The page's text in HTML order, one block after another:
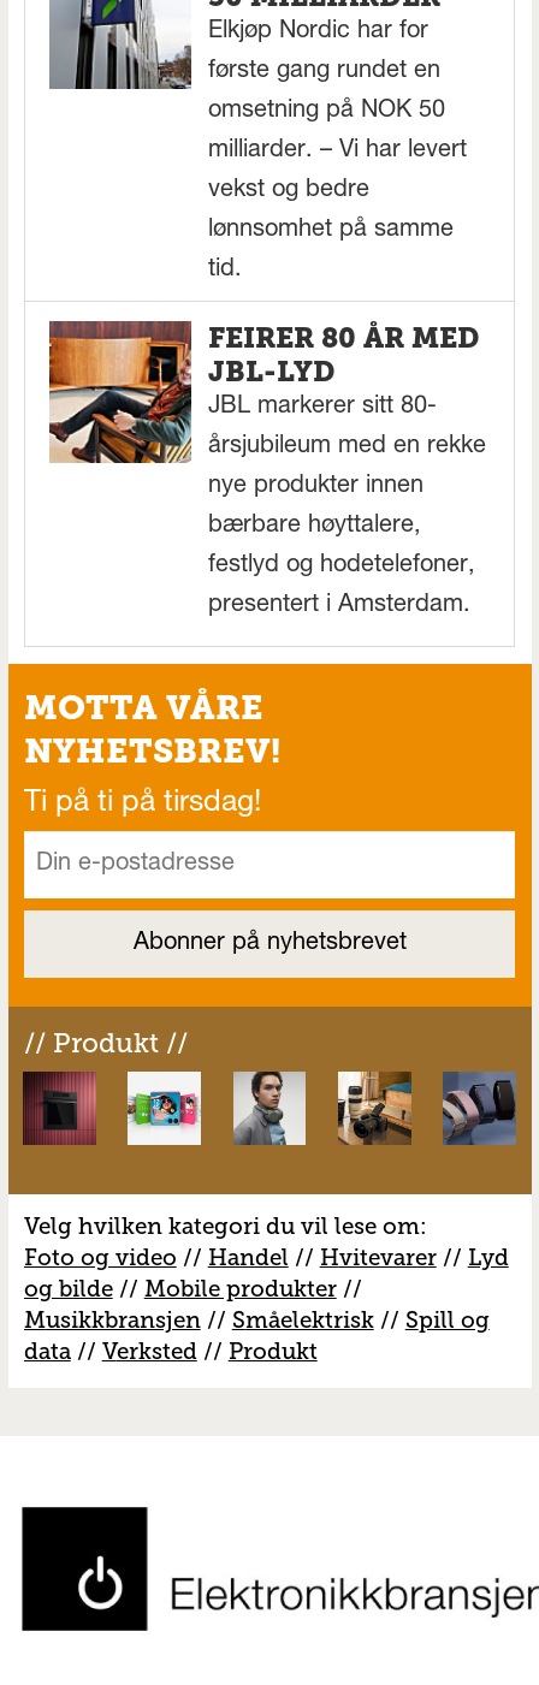
Elkjøp Nordic har for
første gang rundet en
omsetning på NOK 50
milliarder. – Vi har levert
vekst og bedre
lønnsomhet på samme
tid.
FEIRER 80 ÅR MED
JBL-LYD
JBL markerer sitt 80-
årsjubileum med en rekke
nye produkter innen
bærbare høyttalere,
festlyd og hodetelefoner,
presentert i Amsterdam.
MOTTA VÅRE
NYHETSBREV!
Ti på ti på tirsdag!
// Produkt //
Velg hvilken kategori du vil lese om:
Foto og video // Handel // Hvitevarer// Lyd
og bilde// Mobile produkter//
Musikkbransjen// Småelektrisk// Spill og
data// Verksted // Produkt